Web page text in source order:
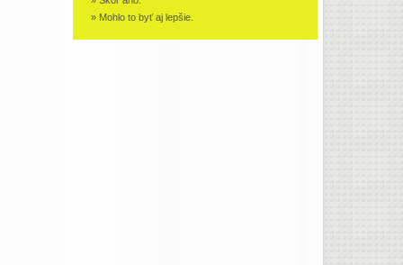
» Mohlo to byť aj lepšie.